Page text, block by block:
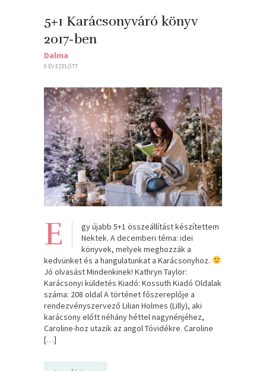
5+1 Karácsonyváró könyv
2017-ben
Dalma
9 ÉV EZELŐTT
E
gy újabb 5+1 összeállítást készítettem
Nektek. A decemberi téma: idei
könyvek, melyek meghozzák a
kedvünket és a hangulatunkat a Karácsonyhoz.
Jó olvasást Mindenkinek! Kathryn Taylor:
Karácsonyi ​küldetés Kiadó: Kossuth Kiadó Oldalak
száma: 208 oldal A ​történet főszereplője a
rendezvényszervező Lilian Holmes (Lilly), aki
karácsony előtt néhány héttel nagynénjéhez,
Caroline-hoz utazik az angol Tóvidékre. Caroline
[…]